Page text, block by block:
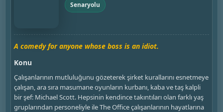
Senaryolu
A comedy for anyone whose boss is an idiot.
Konu
Çalışanlarının mutluluğunu gözeterek şirket kurallarını esnetmeye
çalışan, ara sıra masumane oyunların kurbanı, kaba ve taş kalpli
bir şef: Michael Scott. Hepsinin kendince takıntıları olan farklı yaş
gruplarından personeliyle ile The Office çalışanlarının hayatlarına